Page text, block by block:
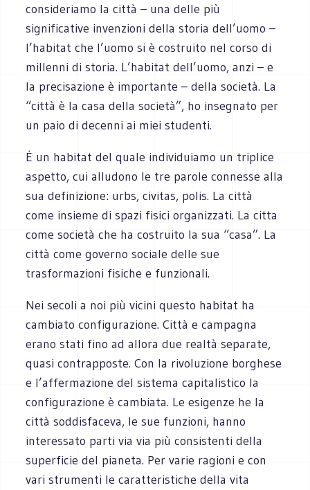
consideriamo la città – una delle più
significative invenzioni della storia dell’uomo –
l’habitat che l’uomo si è costruito nel corso di
millenni di storia. L’habitat dell’uomo, anzi – e
la precisazione è importante – della società. La
“città è la casa della società”, ho insegnato per
un paio di decenni ai miei studenti.
É un habitat del quale individuiamo un triplice
aspetto, cui alludono le tre parole connesse alla
sua definizione: urbs, civitas, polis. La città
come insieme di spazi fisici organizzati. La citta
come società che ha costruito la sua “casa”. La
città come governo sociale delle sue
trasformazioni fisiche e funzionali.
Nei secoli a noi più vicini questo habitat ha
cambiato configurazione. Città e campagna
erano stati fino ad allora due realtà separate,
quasi contrapposte. Con la rivoluzione borghese
e l’affermazione del sistema capitalistico la
configurazione è cambiata. Le esigenze he la
città soddisfaceva, le sue funzioni, hanno
interessato parti via via più consistenti della
superficie del pianeta. Per varie ragioni e con
vari strumenti le caratteristiche della vita